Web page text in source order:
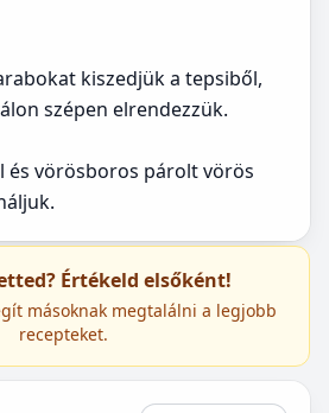
kiszedjük a tepsiből,
szépen elrendezzük.
és vörösboros párolt vörös
Értékeld elsőként!
másoknak megtalálni a legjobb
recepteket.